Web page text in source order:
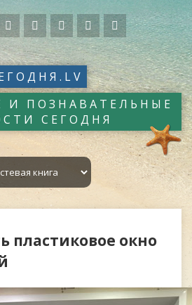
И ПОЗНАВАТЕЛЬНЫЕ
СЕГОДНЯ
пластиковое окно